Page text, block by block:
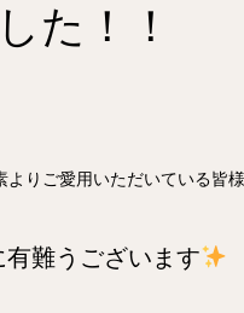
た！！
よりご愛用いただいている皆
有難うございます